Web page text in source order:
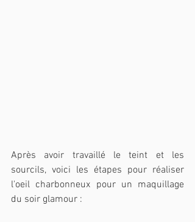
Après avoir travaillé le teint et les
sourcils, voici les étapes pour réaliser
l'oeil charbonneux pour un maquillage
du soir glamour :